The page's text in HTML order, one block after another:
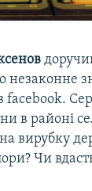
незаконне
в facebook.
в районі
вирубку
Чи